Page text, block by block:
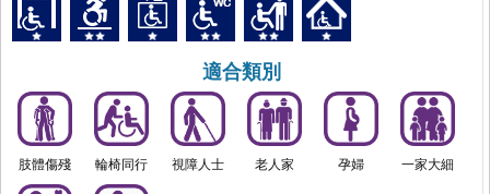
適合類別
肢體傷殘 輪椅同行 視障人士 老人家 孕婦 一家大細